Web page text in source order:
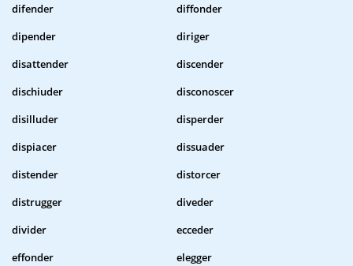
difender
diffonder
dipender
diriger
disattender
discender
dischiuder
disconoscer
disilluder
disperder
dispiacer
dissuader
distender
distorcer
distrugger
diveder
divider
ecceder
effonder
elegger